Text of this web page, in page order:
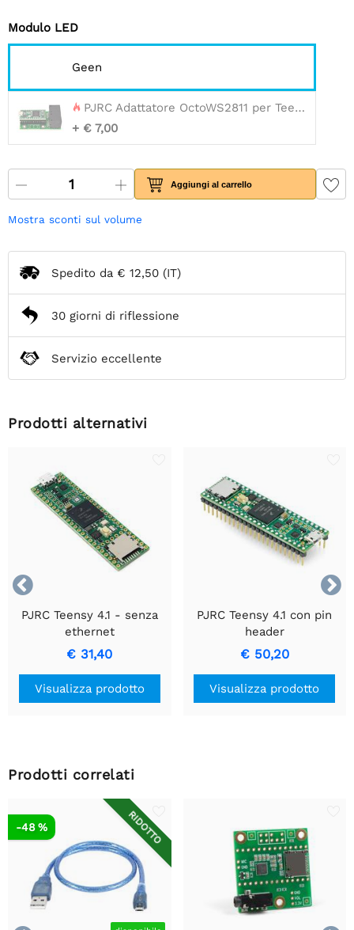
Modulo LED
Geen
PJRC Adattatore OctoWS2811 per Teensy 3.2 - 4.1
+ € 7,00
Aggiungi al carrello
Mostra sconti sul volume
Spedito da € 12,50 (IT)
30 giorni di riflessione
Servizio eccellente
Prodotti alternativi


PJRC Teensy 4.1 - senza
ethernet
€ 31,40
Visualizza prodotto
PJRC Teensy 4.1 con pin
header
€ 50,20
Visualizza prodotto
Prodotti correlati
RIDOTTO
-48 %